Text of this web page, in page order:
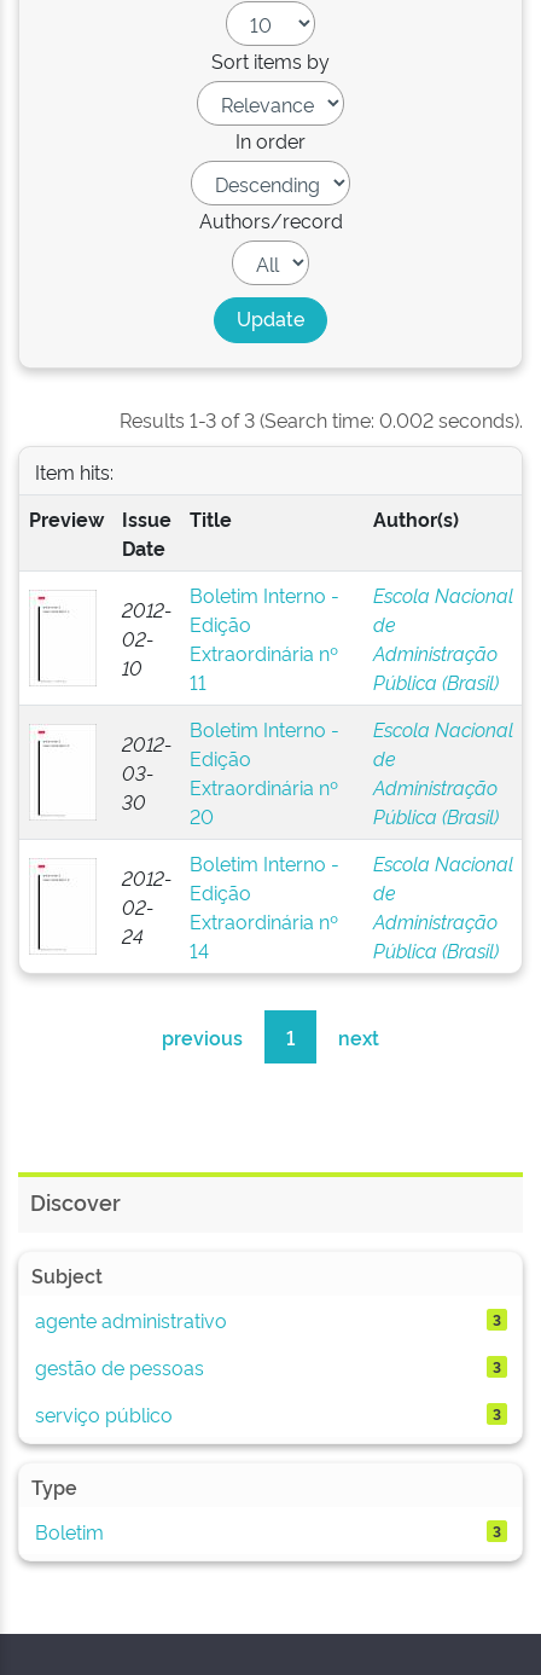
Sort items by
In order
Authors/record
Results 1-3 of 3 (Search time: 0.002 seconds).
Item hits:
Preview
Issue
Date
Title Author(s)
2012-
02-
10
Boletim Interno -
Edição
Extraordinária nº
11
Escola Nacional
de
Administração
Pública (Brasil)
2012-
03-
30
Boletim Interno -
Edição
Extraordinária nº
20
Escola Nacional
de
Administração
Pública (Brasil)
2012-
02-
24
Boletim Interno -
Edição
Extraordinária nº
14
Escola Nacional
de
Administração
Pública (Brasil)
previous 1 next
Discover
Subject
agente administrativo
3
gestão de pessoas 3
serviço público 3
Type
Boletim
3